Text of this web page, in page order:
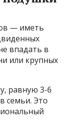
— иметь
впадать в
или крупных
равную 3-6
семьи. Это